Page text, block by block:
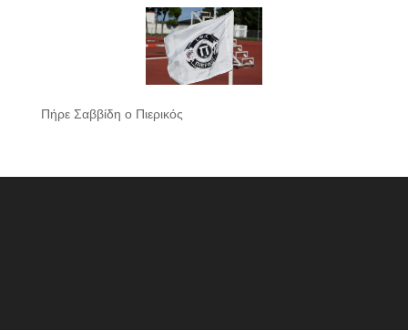
Πήρε Σαββίδη ο Πιερικός